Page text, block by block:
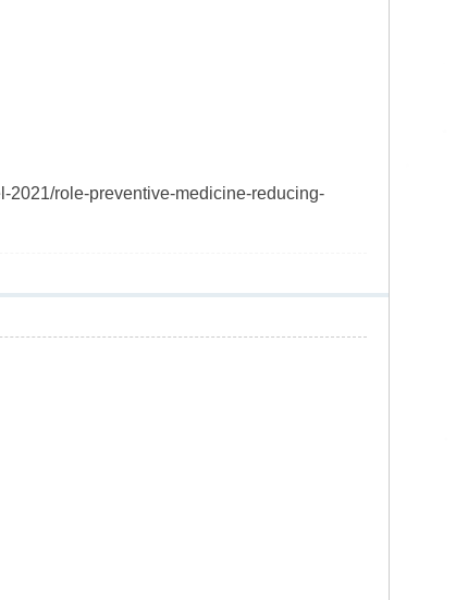
2021/role-preventive-medicine-reducing-